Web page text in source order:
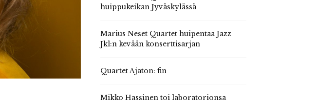
huippukeikan Jyväskylässä
Marius Neset Quartet huipentaa Jazz
Jkl:n kevään konserttisarjan
Quartet Ajaton: fin
Mikko Hassinen toi laboratorionsa